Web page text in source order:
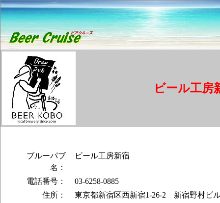
ビール工房
ブルーパブ
名：
ビール工房新宿
電話番号：
03-6258-0885
住所：
東京都新宿区西新宿1-26-2 新宿野村ビ